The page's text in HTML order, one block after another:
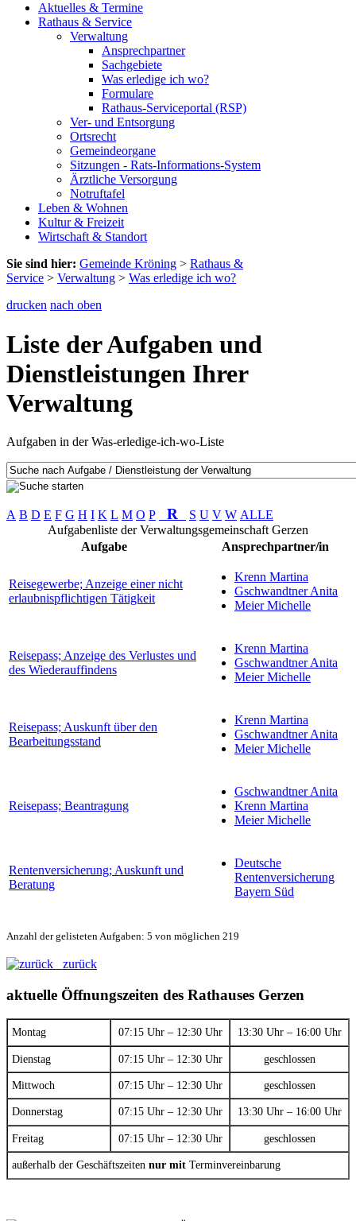
Aktuelles & Termine
Rathaus & Service
Verwaltung
Ansprechpartner
Sachgebiete
Was erledige ich wo?
Formulare
Rathaus-Serviceportal (RSP)
Ver- und Entsorgung
Ortsrecht
Gemeindeorgane
Sitzungen - Rats-Informations-System
Ärztliche Versorgung
Notruftafel
Leben & Wohnen
Kultur & Freizeit
Wirtschaft & Standort
Sie sind hier: Gemeinde Kröning > Rathaus &
Service > Verwaltung > Was erledige ich wo?
drucken nach oben
Liste der Aufgaben und
Dienstleistungen Ihrer
Verwaltung
Aufgaben in der Was-erledige-ich-wo-Liste
A B D E F G H I K L M O P R S U V W ALLE
Aufgabenliste der Verwaltungsgemeinschaft Gerzen
Aufgabe
Ansprechpartner/in
Reisegewerbe; Anzeige einer nicht
erlaubnispflichtigen Tätigkeit
Krenn Martina
Gschwandtner Anita
Meier Michelle
Reisepass; Anzeige des Verlustes und
des Wiederauffindens
Krenn Martina
Gschwandtner Anita
Meier Michelle
Reisepass; Auskunft über den
Bearbeitungsstand
Krenn Martina
Gschwandtner Anita
Meier Michelle
Reisepass; Beantragung
Gschwandtner Anita
Krenn Martina
Meier Michelle
Rentenversicherung; Auskunft und
Beratung
Deutsche
Rentenversicherung
Bayern Süd
Anzahl der gelisteten Aufgaben: 5 von möglichen 219
zurück
aktuelle Öffnungszeiten des Rathauses Gerzen
Montag 07:15 Uhr – 12:30 Uhr 13:30 Uhr – 16:00 Uhr
Dienstag 07:15 Uhr – 12:30 Uhr geschlossen
Mittwoch 07:15 Uhr – 12:30 Uhr geschlossen
Donnerstag 07:15 Uhr – 12:30 Uhr 13:30 Uhr – 16:00 Uhr
Freitag 07:15 Uhr – 12:30 Uhr geschlossen
außerhalb der Geschäftszeiten nur mit Terminvereinbarung